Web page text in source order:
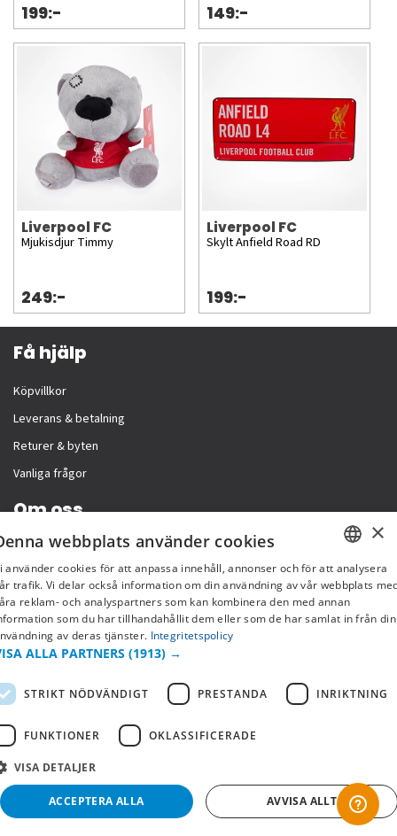
199:- 149:-
Liverpool FC
Mjukisdjur Timmy
249:-
Liverpool FC
Skylt Anfield Road RD
199:-
Få hjälp
Köpvillkor
Leverans & betalning
Returer & byten
Vanliga frågor
Om oss
Företagsinformation
Copyright © 2019 This site is Licensed to 377 Sport AB
SWEDISH
FI
×
webbplats använder cookies
använder cookies för att anpassa innehåll, annonser och för att analysera
trafik. Vi delar också information om din användning av vår webbplats
reklam- och analyspartners som kan kombinera den med annan
som du har tillhandahållit dem eller som de har samlat in från din
av deras tjänster. Integritetspolicy
ALLA PARTNERS (1913) →
STRIKT NÖDVÄNDIGT PRESTANDA INRIKTNING
FUNKTIONER OKLASSIFICERADE
VISA DETALJER
ACCEPTERA ALLA AVVISA ALLT